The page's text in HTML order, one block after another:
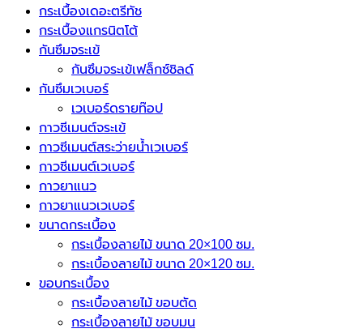
กระเบื้องเดอะตรีทัช
กระเบื้องแกรนิตโต้
กันซึมจระเข้
กันซึมจระเข้เฟล็กซ์ชิลด์
กันซึมเวเบอร์
เวเบอร์ดรายท๊อป
กาวซีเมนต์จระเข้
กาวซีเมนต์สระว่ายนํ้าเวเบอร์
กาวซีเมนต์เวเบอร์
กาวยาแนว
กาวยาแนวเวเบอร์
ขนาดกระเบื้อง
กระเบื้องลายไม้ ขนาด 20×100 ซม.
กระเบื้องลายไม้ ขนาด 20×120 ซม.
ขอบกระเบื้อง
กระเบื้องลายไม้ ขอบตัด
กระเบื้องลายไม้ ขอบมน